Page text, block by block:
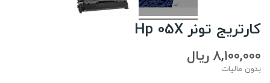
کارتریج تونر Hp 05X
8,100,000 ریال
بدون مالیات